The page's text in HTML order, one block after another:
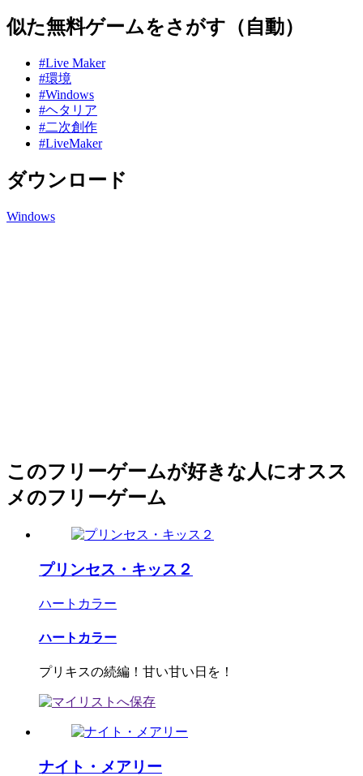
似た無料ゲームをさがす（自動）
#Live Maker
#環境
#Windows
#ヘタリア
#二次創作
#LiveMaker
ダウンロード
Windows
このフリーゲームが好きな人にオスス
メのフリーゲーム
プリンセス・キッス２
ハートカラー
ハートカラー
プリキスの続編！甘い甘い日を！
ナイト・メアリー